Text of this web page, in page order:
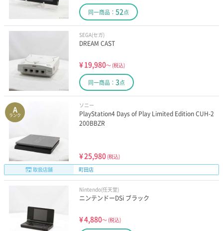
同一商品： 52点
SEGA(セガ)
DREAM CAST
¥19,980～ (税込)
同一商品： 3点
A
ランク
ソニー
PlayStation4 Days of Play Limited Edition CUH-2
200BBZR
¥25,980 (税込)
取扱店舗
町田店
Nintendo(任天堂)
ニンテンドーDSi ブラック
¥4,880～ (税込)